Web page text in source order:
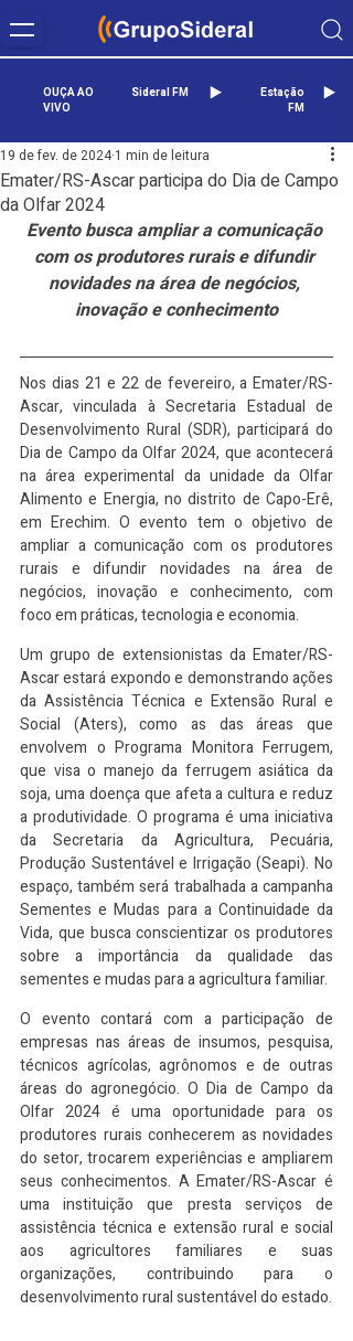
OUÇA AO
VIVO
Sideral FM
Estação
FM
Emater/RS-Ascar participa do Dia de Campo
da Olfar 2024
19 de fev. de 2024 1 min de leitura
Evento busca ampliar a comunicação
com os produtores rurais e difundir
novidades na área de negócios,
inovação e conhecimento
Nos dias 21 e 22 de fevereiro, a Emater/RS-
Ascar, vinculada à Secretaria Estadual de
Desenvolvimento Rural (SDR), participará do
Dia de Campo da Olfar 2024, que acontecerá
na área experimental da unidade da Olfar
Alimento e Energia, no distrito de Capo-Erê,
em Erechim. O evento tem o objetivo de
ampliar a comunicação com os produtores
rurais e difundir novidades na área de
negócios, inovação e conhecimento, com
foco em práticas, tecnologia e economia.
Um grupo de extensionistas da Emater/RS-
Ascar estará expondo e demonstrando ações
da Assistência Técnica e Extensão Rural e
Social (Aters), como as das áreas que
envolvem o Programa Monitora Ferrugem,
que visa o manejo da ferrugem asiática da
soja, uma doença que afeta a cultura e reduz
a produtividade. O programa é uma iniciativa
da Secretaria da Agricultura, Pecuária,
Produção Sustentável e Irrigação (Seapi). No
espaço, também será trabalhada a campanha
Sementes e Mudas para a Continuidade da
Vida, que busca conscientizar os produtores
sobre a importância da qualidade das
sementes e mudas para a agricultura familiar.
O evento contará com a participação de
empresas nas áreas de insumos, pesquisa,
técnicos agrícolas, agrônomos e de outras
áreas do agronegócio. O Dia de Campo da
Olfar 2024 é uma oportunidade para os
produtores rurais conhecerem as novidades
do setor, trocarem experiências e ampliarem
seus conhecimentos. A Emater/RS-Ascar é
uma instituição que presta serviços de
assistência técnica e extensão rural e social
aos agricultores familiares e suas
organizações, contribuindo para o
desenvolvimento rural sustentável do estado.